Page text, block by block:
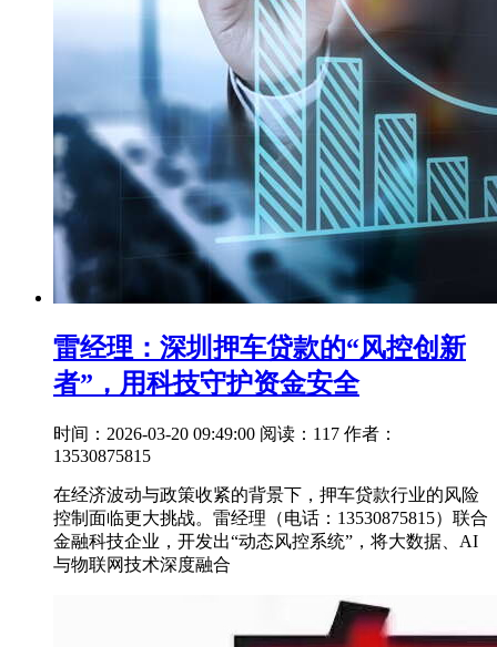
雷经理：深圳押车贷款的“风控创新
者”，用科技守护资金安全
时间：2026-03-20 09:49:00 阅读：117 作者：
13530875815
在经济波动与政策收紧的背景下，押车贷款行业的风险
控制面临更大挑战。雷经理（电话：13530875815）联合
金融科技企业，开发出“动态风控系统”，将大数据、AI
与物联网技术深度融合